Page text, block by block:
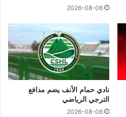
2026-08-06
نادي حمام الأنف يضم مدافع
الترجي الرياضي
2026-08-06